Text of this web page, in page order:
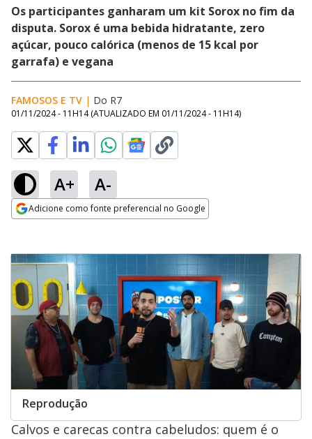
Os participantes ganharam um kit Sorox no fim da
disputa. Sorox é uma bebida hidratante, zero
açúcar, pouco calórica (menos de 15 kcal por
garrafa) e vegana
FAMOSOS E TV | Do R7
01/11/2024 - 11H14 (ATUALIZADO EM 01/11/2024 - 11H14)
A+ A-
Adicione como fonte preferencial no Google
Reprodução
Calvos e carecas contra cabeludos: quem é o